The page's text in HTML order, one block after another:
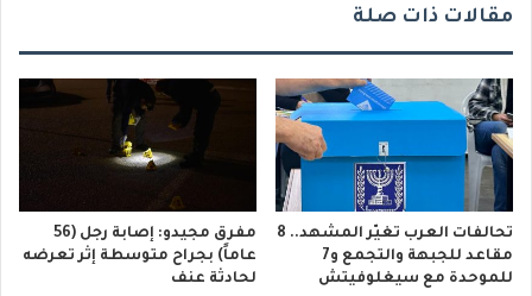
مقالات ذات صلة
تحالفات العرب تغيّر المشهد.. 8
مقاعد للجبهة والتجمع و7
للموحدة مع سيغلوفيتش
مفرق مجيدو: إصابة رجل (56
عاماً) بجراح متوسطة إثر تعرضه
لحادثة عنف